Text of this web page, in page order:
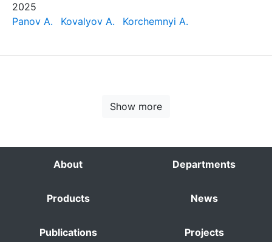
2025
Panov A.
Kovalyov A. Korchemnyi A.
Show more
About Departments
Products News
Publications Projects